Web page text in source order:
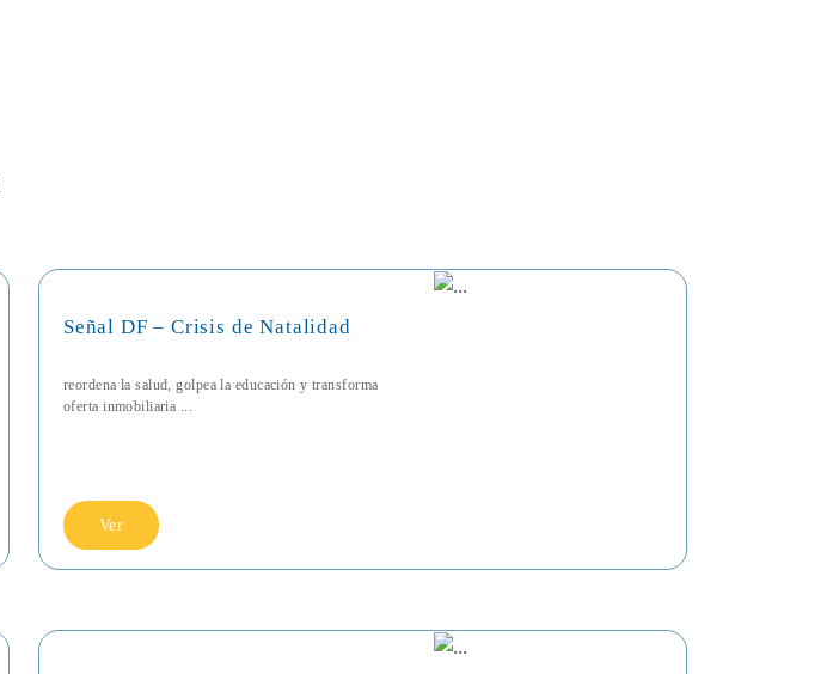
Señal DF – Crisis de Natalidad
reordena la salud, golpea la educación y transforma
oferta inmobiliaria ...
Ver